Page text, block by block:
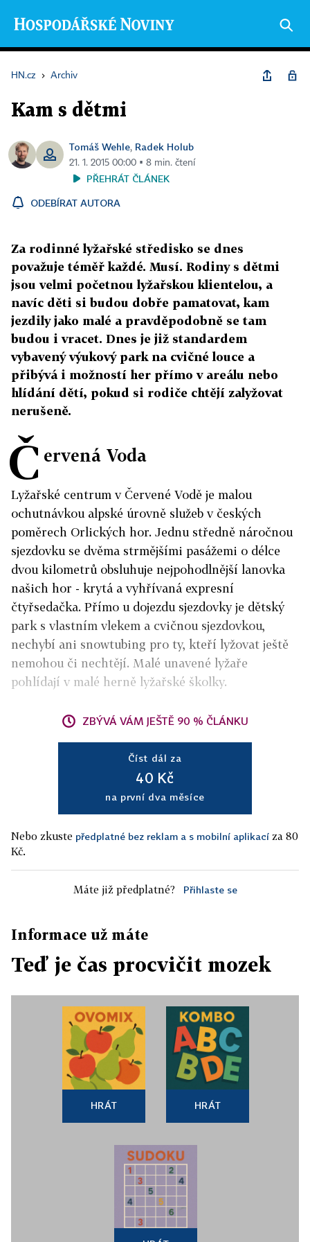
HN.cz › Archiv
Kam s dětmi
Tomáš Wehle, Radek Holub
21. 1. 2015 00:00 ▪ 8 min. čtení
PŘEHRÁT ČLÁNEK
ODEBÍRAT AUTORA
Za rodinné lyžařské středisko se dnes
považuje téměř každé. Musí. Rodiny s dětmi
jsou velmi početnou lyžařskou klientelou, a
navíc děti si budou dobře pamatovat, kam
jezdily jako malé a pravděpodobně se tam
budou i vracet. Dnes je již standardem
vybavený výukový park na cvičné louce a
přibývá i možností her přímo v areálu nebo
hlídání dětí, pokud si rodiče chtějí zalyžovat
nerušeně.
Č ervená Voda
Lyžařské centrum v Červené Vodě je malou
ochutnávkou alpské úrovně služeb v českých
poměrech Orlických hor. Jednu středně náročnou
sjezdovku se dvěma strmějšími pasážemi o délce
dvou kilometrů obsluhuje nejpohodlnější lanovka
našich hor - krytá a vyhřívaná expresní
čtyřsedačka. Přímo u dojezdu sjezdovky je dětský
park s vlastním vlekem a cvičnou sjezdovkou,
nechybí ani snowtubing pro ty, kteří lyžovat ještě
nemohou či nechtějí. Malé unavené lyžaře
pohlídají v malé herně lyžařské školky.
ZBÝVÁ VÁM JEŠTĚ 90 % ČLÁNKU
Číst dál za
40 Kč
na první dva měsíce
Nebo zkuste předplatné bez reklam a s mobilní aplikací za 80
Kč.
Máte již předplatné? Přihlaste se
Informace už máte
Teď je čas procvičit mozek
HRÁT HRÁT